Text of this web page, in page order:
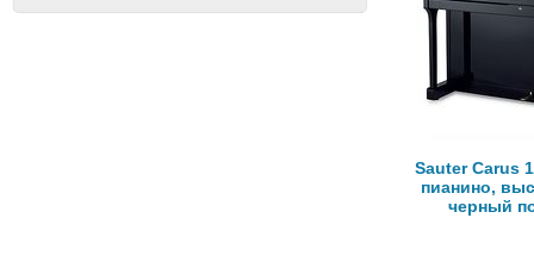
Sauter Carus
пианино,
черный